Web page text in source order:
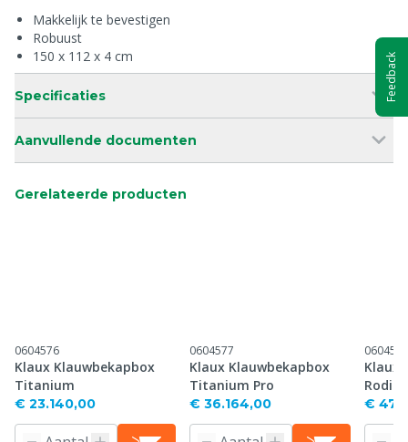
Makkelijk te bevestigen
Robuust
150 x 112 x 4 cm
Specificaties
Aanvullende documenten
Gerelateerde producten
0604576
Klaux Klauwbekapbox
Titanium
€ 23.140,00
0604577
Klaux Klauwbekapbox
Titanium Pro
€ 36.164,00
0604578
Klaux
€
Feedback